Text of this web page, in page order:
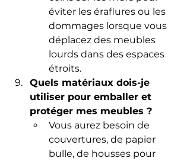
éviter les éraflures ou les
dommages lorsque vous
déplacez des meubles
lourds dans des espaces
étroits.
Quels matériaux dois-je
utiliser pour emballer et
protéger mes meubles ?
Vous aurez besoin de
couvertures, de papier
bulle, de housses pour